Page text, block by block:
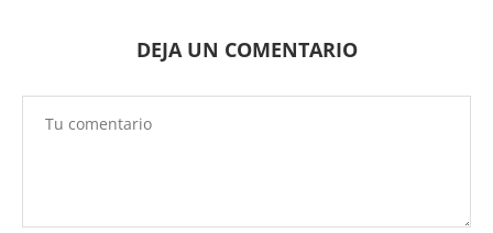
DEJA UN COMENTARIO